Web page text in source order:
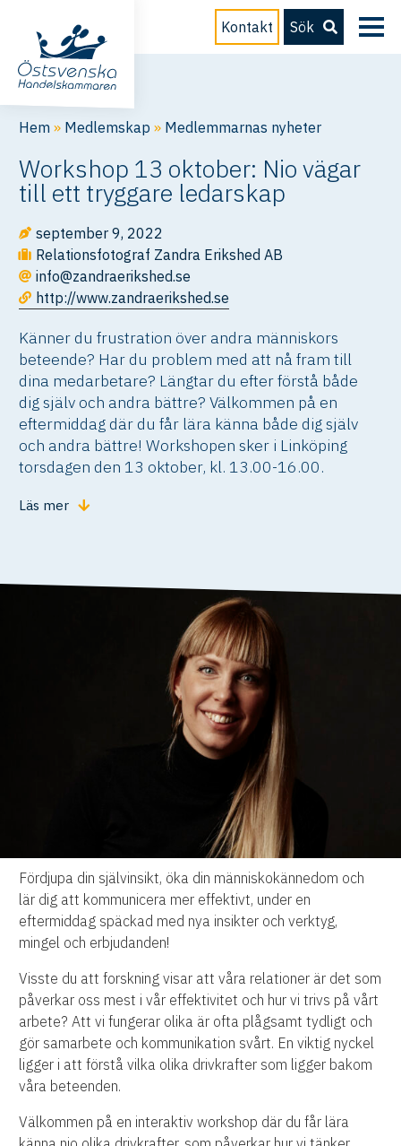
Kontakt Sök
Hem » Medlemskap » Medlemmarnas nyheter
Workshop 13 oktober: Nio vägar
till ett tryggare ledarskap
september 9, 2022
Relationsfotograf Zandra Erikshed AB
info@zandraerikshed.se
http://www.zandraerikshed.se
Känner du frustration över andra människors
beteende? Har du problem med att nå fram till
dina medarbetare? Längtar du efter förstå både
dig själv och andra bättre? Välkommen på en
eftermiddag där du får lära känna både dig själv
och andra bättre! Workshopen sker i Linköping
torsdagen den 13 oktober, kl. 13.00-16.00.
Läs mer
Fördjupa din självinsikt, öka din människokännedom och
lär dig att kommunicera mer effektivt, under en
eftermiddag späckad med nya insikter och verktyg,
mingel och erbjudanden!
Visste du att forskning visar att våra relationer är det som
påverkar oss mest i vår effektivitet och hur vi trivs på vårt
arbete? Att vi fungerar olika är ofta plågsamt tydligt och
gör samarbete och kommunikation svårt. En viktig nyckel
ligger i att förstå vilka olika drivkrafter som ligger bakom
våra beteenden.
Välkommen på en interaktiv workshop där du får lära